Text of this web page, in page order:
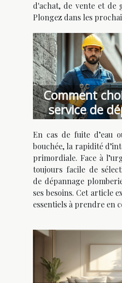
d'achat, de vente et de
Plongez dans les
Comment
service de
plomberie
En cas de fuite d’eau
bouchée, la rapidité
primordiale. Face à
toujours facile de
de dépannage
ses besoins. Cet article
essentiels à prendre en